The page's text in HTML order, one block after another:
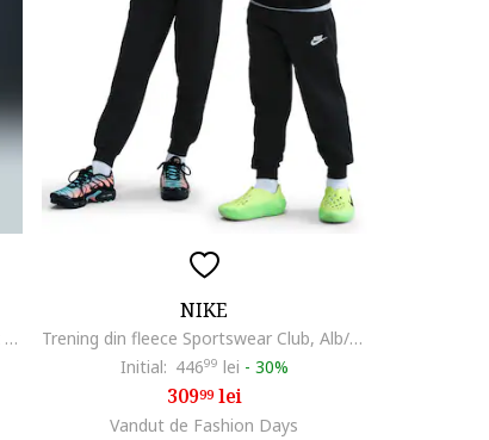
Trening cu fermoar si model colorblock Sportswear, Alb/Negru stins
NIKE
Trening din fleece Sportswear Club, Alb/Negru
Initial: 44699 lei - 30%
30999lei
Vandut de Fashion Days